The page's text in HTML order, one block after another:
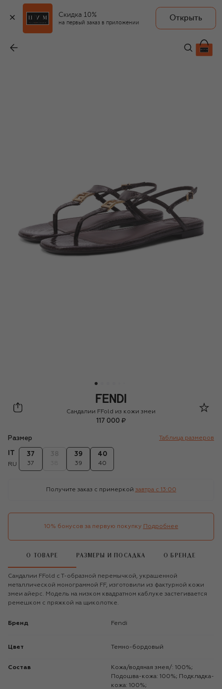
Скидка 10%
на первый заказ в приложении
Открыть
117 000 ₽
Fendi
Сандалии FFold из кожи змеи
117 000 ₽
Размер Таблица размеров
RU
37
37
39
39
40
40
Получите заказ с примеркой завтра c 13:00
10% бонусов за первую покупку Подробнее
О ТОВАРЕ РАЗМЕРЫ И ПОСАДКА О БРЕНДЕ
Сандалии FFold с Т-образной перемычкой, украшенной
металлической монограммой FF, изготовили из фактурной кожи
змеи айерс. Модель на низком квадратном каблуке застегивается
ремешком с пряжкой на щиколотке.
Бренд Fendi
Цвет Темно-бордовый
Состав
Кожа/водяная змея/: 100%;
Подошва-кожа: 100%; Подкладка-
кожа: 100%;